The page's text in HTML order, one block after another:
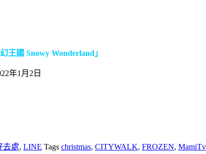
王國 Snowy Wonderland」
年1月2日
去處, LINE Tags christmas, CITYWALK, FROZEN, MamiTv